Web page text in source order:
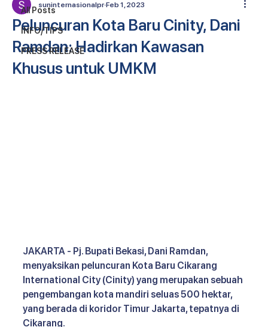
All Posts
INFO/TIPS
PRESS RELEASE
Peluncuran Kota Baru Cinity, Dani
Ramdan: Hadirkan Kawasan
Khusus untuk UMKM
suninternasionalpr Feb 1, 2023
JAKARTA - Pj. Bupati Bekasi, Dani Ramdan,
menyaksikan peluncuran Kota Baru Cikarang
International City (Cinity) yang merupakan sebuah
pengembangan kota mandiri seluas 500 hektar,
yang berada di koridor Timur Jakarta, tepatnya di
Cikarang.